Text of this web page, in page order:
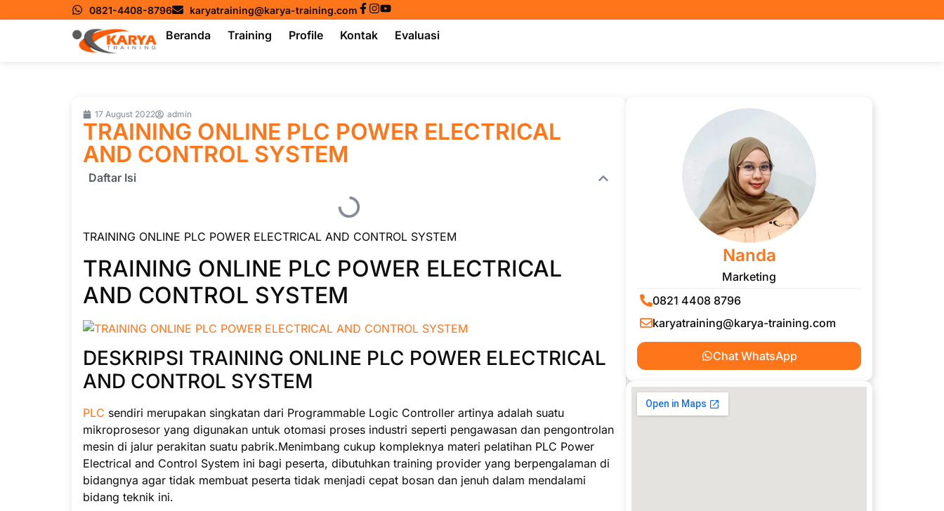
0821-4408-8796 karyatraining@karya-training.com
Beranda Training Profile Kontak Evaluasi
17 August 2022 admin
TRAINING ONLINE PLC POWER ELECTRICAL
AND CONTROL SYSTEM
Daftar Isi
TRAINING ONLINE PLC POWER ELECTRICAL AND CONTROL SYSTEM
TRAINING ONLINE PLC POWER ELECTRICAL
AND CONTROL SYSTEM
DESKRIPSI TRAINING ONLINE PLC POWER ELECTRICAL
AND CONTROL SYSTEM
PLC sendiri merupakan singkatan dari Programmable Logic Controller artinya adalah suatu
mikroprosesor yang digunakan untuk otomasi proses industri seperti pengawasan dan pengontrolan
mesin di jalur perakitan suatu pabrik.Menimbang cukup kompleknya materi pelatihan PLC Power
Electrical and Control System ini bagi peserta, dibutuhkan training provider yang berpengalaman di
bidangnya agar tidak membuat peserta tidak menjadi cepat bosan dan jenuh dalam mendalami
bidang teknik ini.
Nanda
Marketing
0821 4408 8796
karyatraining@karya-training.com
Chat WhatsApp